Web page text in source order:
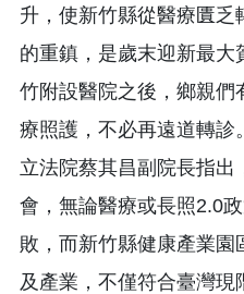
升，使新竹縣從醫療匱乏
的重鎮，是歲末迎新最
竹附設醫院之後，鄉親們
療照護，不必再遠道轉診。
立法院蔡其昌副院長指出
會，無論醫療或長照2.0
敗，而新竹縣健康產業園
及產業，不僅符合臺灣現